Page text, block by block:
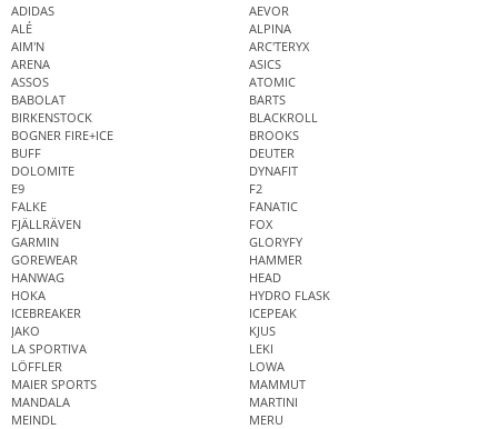
ADIDAS
AEVOR
ALÉ
ALPINA
AIM'N
ARC'TERYX
ARENA
ASICS
ASSOS
ATOMIC
BABOLAT
BARTS
BIRKENSTOCK
BLACKROLL
BOGNER FIRE+ICE
BROOKS
BUFF
DEUTER
DOLOMITE
DYNAFIT
E9
F2
FALKE
FANATIC
FJÄLLRÄVEN
FOX
GARMIN
GLORYFY
GOREWEAR
HAMMER
HANWAG
HEAD
HOKA
HYDRO FLASK
ICEBREAKER
ICEPEAK
JAKO
KJUS
LA SPORTIVA
LEKI
LÖFFLER
LOWA
MAIER SPORTS
MAMMUT
MANDALA
MARTINI
MEINDL
MERU